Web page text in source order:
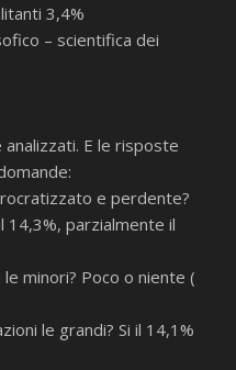
3,4%
– scientifica dei
E le risposte
e perdente?
parzialmente il
minori? Poco o niente (
le grandi? Si il 14,1%